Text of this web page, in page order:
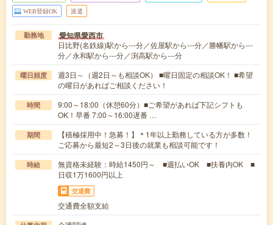
WEB登録OK 派遣
勤務地 愛知県愛西市
日比野(名鉄線)駅から---分／佐屋駅から---分／勝幡駅から---
分／永和駅から---分／渕高駅から---分
曜日頻度
週3日～（週2日～も相談OK） ■曜日固定の相談OK！ ■希望
の曜日があればご相談ください！
時間
9:00～18:00（休憩60分）■ご希望があれば下記シフトも
OK！早番 7:00～16:00遅番 …
期間
【積極採用中！急募！】＊1年以上勤務している方が多数！
ご応募から最短2～3日後の就業も相談可能です！
時給
無資格未経験：時給1450円～ ■週払いOK ■扶養内OK ■
日収1万1600円以上
交通費
交通費全額支給